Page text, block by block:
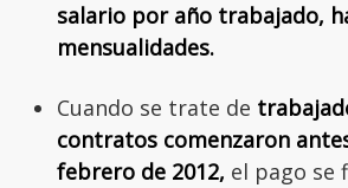
salario por año trabajado,
mensualidades.
Cuando se trate de
contratos comenzaron
febrero de 2012, el pago se